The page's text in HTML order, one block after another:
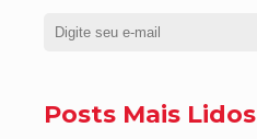
Posts Mais Lidos